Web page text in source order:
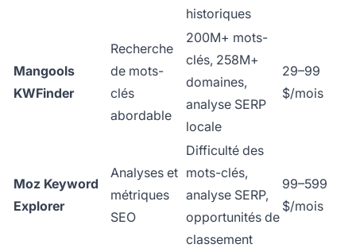
historiques
Mangools
KWFinder
Recherche
de mots-
clés
abordable
200M+ mots-
clés, 258M+
domaines,
analyse SERP
locale
29–99
$/mois
Moz Keyword
Explorer
Analyses et
métriques
SEO
Difficulté des
mots-clés,
analyse SERP,
opportunités de
classement
99–599
$/mois